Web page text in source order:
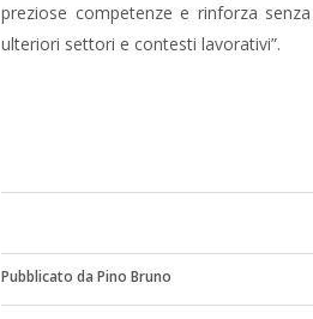
preziose competenze e rinforza
ulteriori settori e contesti lavorativi”.
Pubblicato da Pino Bruno